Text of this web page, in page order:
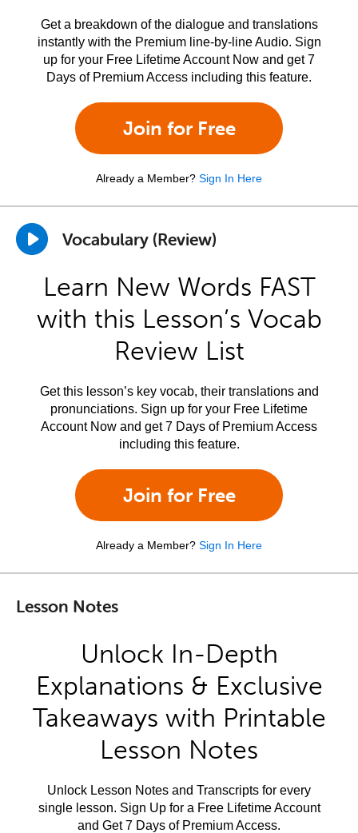
Get a breakdown of the dialogue and translations
instantly with the Premium line-by-line Audio. Sign
up for your Free Lifetime Account Now and get 7
Days of Premium Access including this feature.
Join for Free
Already a Member? Sign In Here
Vocabulary (Review)
Learn New Words FAST
with this Lesson’s Vocab
Review List
Get this lesson’s key vocab, their translations and
pronunciations. Sign up for your Free Lifetime
Account Now and get 7 Days of Premium Access
including this feature.
Join for Free
Already a Member? Sign In Here
Lesson Notes
Unlock In-Depth
Explanations & Exclusive
Takeaways with Printable
Lesson Notes
Unlock Lesson Notes and Transcripts for every
single lesson. Sign Up for a Free Lifetime Account
and Get 7 Days of Premium Access.